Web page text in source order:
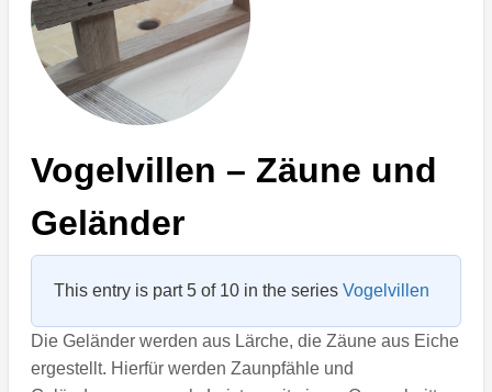
Vogelvillen – Zäune und
Geländer
This entry is part 5 of 10 in the series Vogelvillen
Die Geländer werden aus Lärche, die Zäune aus Eiche
ergestellt. Hierfür werden Zaunpfähle und